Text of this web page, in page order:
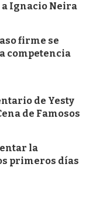
Ignacio Neira
firme se
competencia
de Yesty
de Famosos
la
primeros días